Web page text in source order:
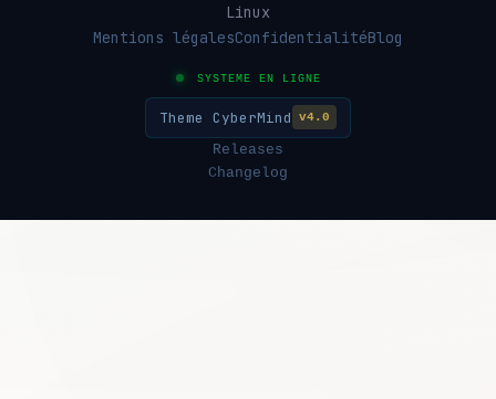
Linux
Mentions légalesConfidentialitéBlog
SYSTEME EN LIGNE
Theme CyberMind v4.0
Releases
Changelog